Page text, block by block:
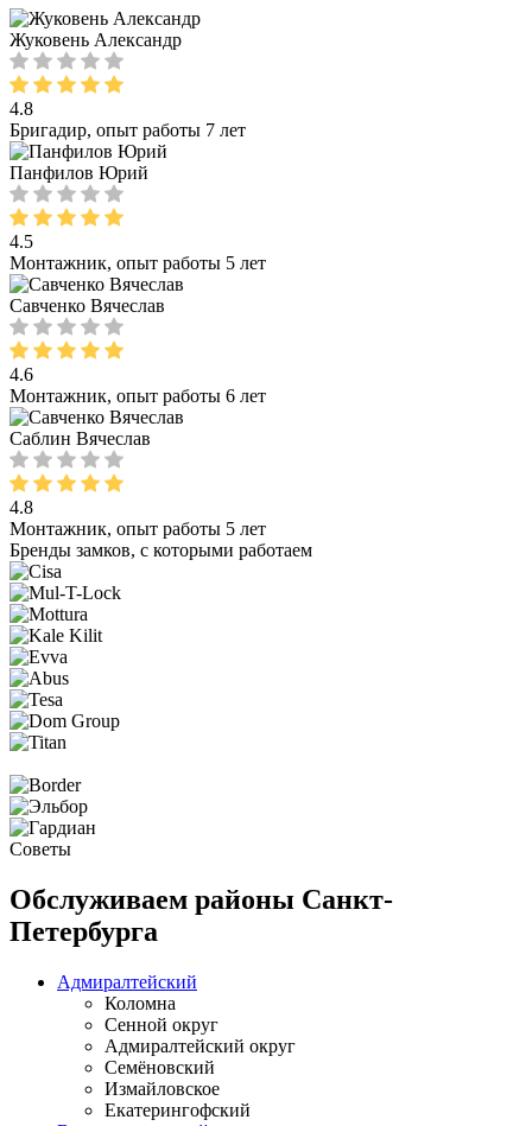
Жуковень Александр
4.8
Бригадир, опыт работы 7 лет
Панфилов Юрий
4.5
Монтажник, опыт работы 5 лет
Савченко Вячеслав
4.6
Монтажник, опыт работы 6 лет
Саблин Вячеслав
4.8
Монтажник, опыт работы 5 лет
Бренды замков, с которыми работаем
Советы
Обслуживаем районы Санкт-
Петербурга
Адмиралтейский
Коломна
Сенной округ
Адмиралтейский округ
Семёновский
Измайловское
Екатерингофский